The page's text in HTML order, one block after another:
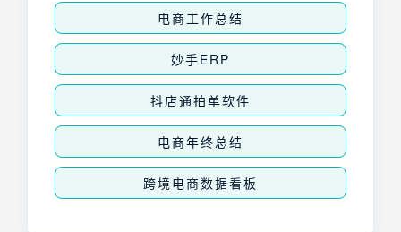
电商工作总结
妙手ERP
抖店通拍单软件
电商年终总结
跨境电商数据看板